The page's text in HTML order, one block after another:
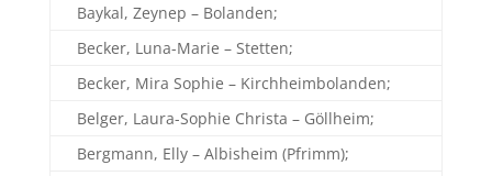
Baykal, Zeynep – Bolanden;
Becker, Luna-Marie – Stetten;
Becker, Mira Sophie – Kirchheimbolanden;
Belger, Laura-Sophie Christa – Göllheim;
Bergmann, Elly – Albisheim (Pfrimm);